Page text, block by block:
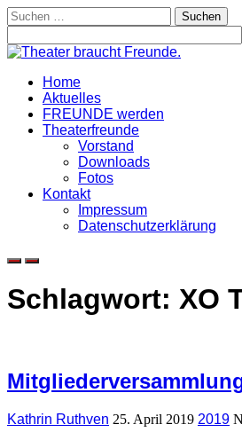
Skip
to
content
Suchen
nach:
Home
Aktuelles
FREUNDE werden
Theaterfreunde
Vorstand
Downloads
Fotos
Kontakt
Impressum
Datenschutzerklärung
Schlagwort: XO
Kathrin Ruthven 25. April 2019 2019